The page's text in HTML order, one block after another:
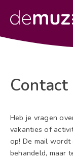
naar
de
Contact
Heb je vragen
vakanties of
op! De mail wordt
behandeld, maar